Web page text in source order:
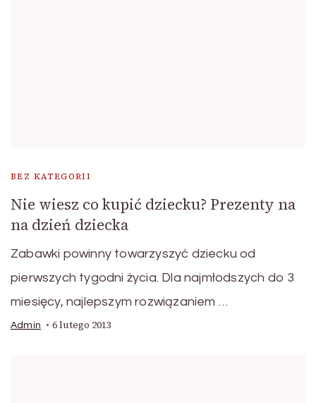
BEZ KATEGORII
Nie wiesz co kupić dziecku? Prezenty na
na dzień dziecka
Zabawki powinny towarzyszyć dziecku od
pierwszych tygodni życia. Dla najmłodszych do 3
miesięcy, najlepszym rozwiązaniem …
Admin 6 lutego 2013